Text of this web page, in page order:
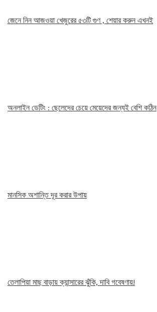
জেনে নিন আজওয়া খেজুরের ৫৩টি গুণ , শেয়ার করুন এখনই
অনলাইন ডেটিং : ছেলেদের চেয়ে মেয়েদের জন্যই বেশি কঠিন
মানসিক অশান্তি দূর করার উপায়
তেলাপিয়া মাছ বাড়ায় ক্যান্সারের ঝুঁকি, দাবি গবেষণায়!